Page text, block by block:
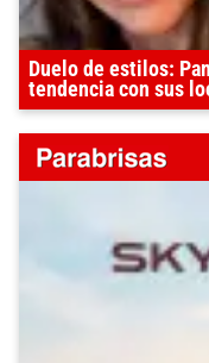
Duelo de estilos:
tendencia con sus